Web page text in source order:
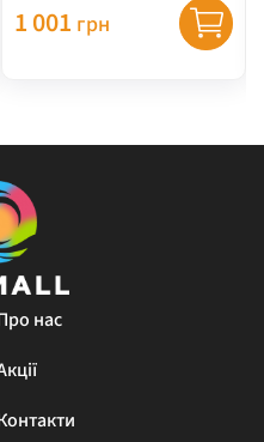
1 001 грн
нас